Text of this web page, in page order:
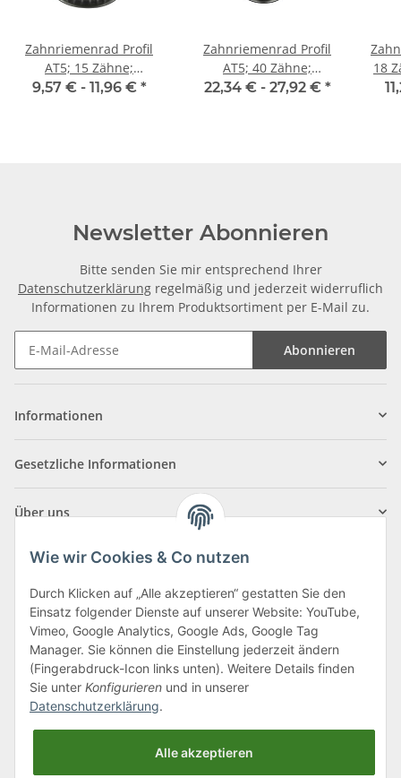
Zahnriemenrad Profil
AT5; 15 Zähne;
Riemenbreite 16 mm
9,57 € - 11,96 € *
Zahnriemenrad Profil
AT5; 40 Zähne;
Riemenbreite 25 mm
22,34 € - 27,92 € *
18
Newsletter Abonnieren
Bitte senden Sie mir entsprechend Ihrer
Datenschutzerklärung regelmäßig und jederzeit widerruflich
Informationen zu Ihrem Produktsortiment per E-Mail zu.
Abonnieren
Informationen
Gesetzliche Informationen
Über uns
Klagenfurter Straße 29
9556 Liebenfels
Montag bis Donnerstag: 8:00 bis 16:30 Uhr
Freitag: 8:00 bis 12:00 Uhr
Tel.:0043 (0) 4262 50900
office@cncshop.at
Wie wir Cookies & Co nutzen
Durch Klicken auf „Alle akzeptieren“ gestatten Sie den
Einsatz folgender Dienste auf unserer Website: YouTube,
Vimeo, Google Analytics, Google Ads, Google Tag
Manager. Sie können die Einstellung jederzeit ändern
(Fingerabdruck-Icon links unten). Weitere Details finden
Sie unter Konfigurieren und in unserer
Datenschutzerklärung.
Alle akzeptieren